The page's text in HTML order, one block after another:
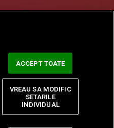
ACCEPT TOATE
VREAU SA MODIFIC
SETARILE
INDIVIDUAL